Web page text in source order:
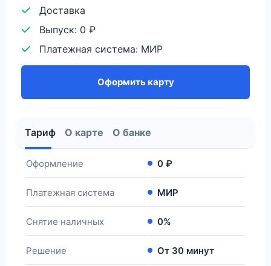
Доставка
Выпуск: 0 ₽
Платежная система: МИР
Оформить карту
Тариф О карте О банке
Оформление 0 ₽
Платежная система МИР
Снятие наличных 0%
Решение От 30 минут